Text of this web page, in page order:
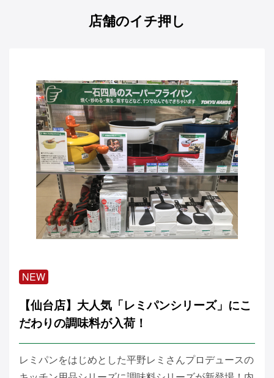
店舗のイチ押し
NEW
【仙台店】大人気「レミパンシリーズ」にこ
だわりの調味料が入荷！
レミパンをはじめとした平野レミさんプロデュースの